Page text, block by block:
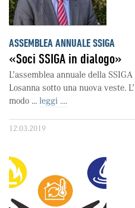
ASSEMBLEA ANNUALE SSIGA
«Soci SSIGA in dialogo»
L’assemblea annuale della
Losanna sotto una nuova veste.
modo ... leggi ....
12.03.2019